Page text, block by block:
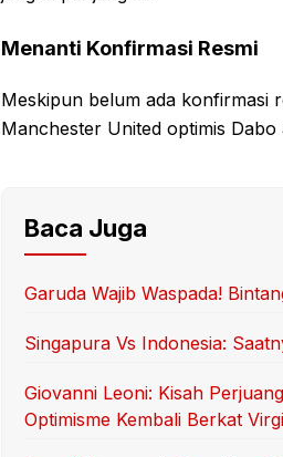
Menanti Konfirmasi Resmi
Meskipun belum ada konfirmasi
Manchester United optimis Dabo
Baca Juga
Garuda Wajib Waspada!
Singapura Vs Indonesia:
Giovanni Leoni: Kisah
Optimisme Kembali Berkat